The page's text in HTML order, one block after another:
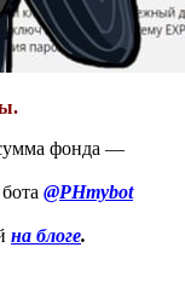
фонда —
@PHmybot
на блоге.